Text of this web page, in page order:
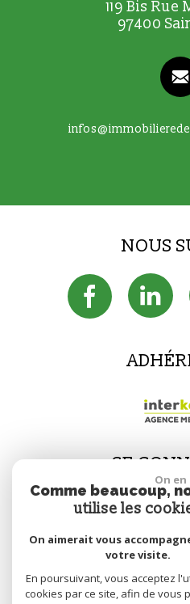
119 Bis
97400
NOUS
SE
Espace
On
Comme beaucoup,
utilise les
On aimerait vous
votre visite.
En poursuivant, vous acceptez
cookies par ce site, afin de vous